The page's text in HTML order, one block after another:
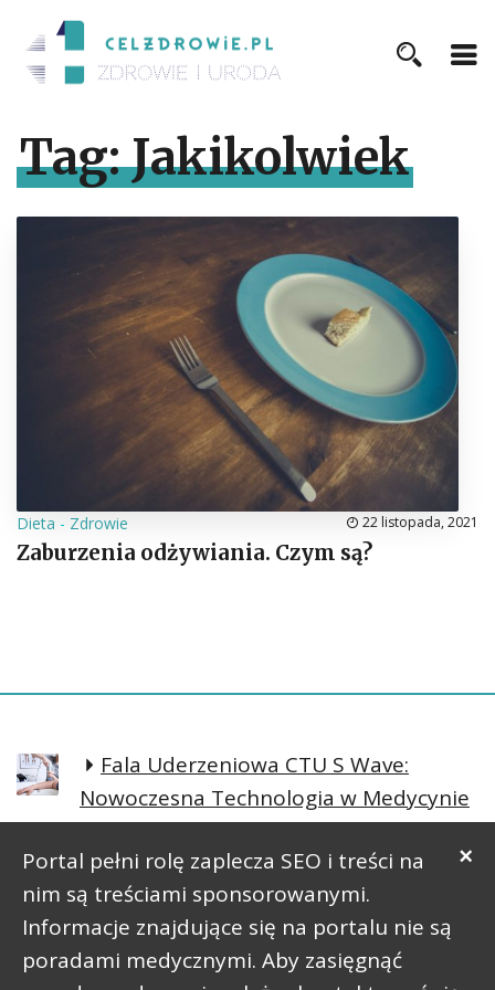
×
Portal pełni rolę zaplecza SEO i treści na
nim są treściami sponsorowanymi.
Informacje znajdujące się na portalu nie są
poradami medycznymi. Aby zasięgnąć
Tag:Jakikolwiek
Dieta - Zdrowie 22 listopada, 2021
Zaburzenia odżywiania. Czym są?
Fala Uderzeniowa CTU S Wave:
Nowoczesna Technologia w Medycynie
Regeneracyjnej
Prosta postawa lepsze samopoczucie